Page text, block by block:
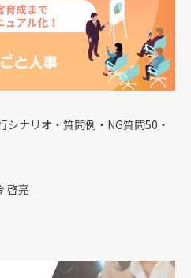
ナリオ・質問例・NG質問50・
啓亮